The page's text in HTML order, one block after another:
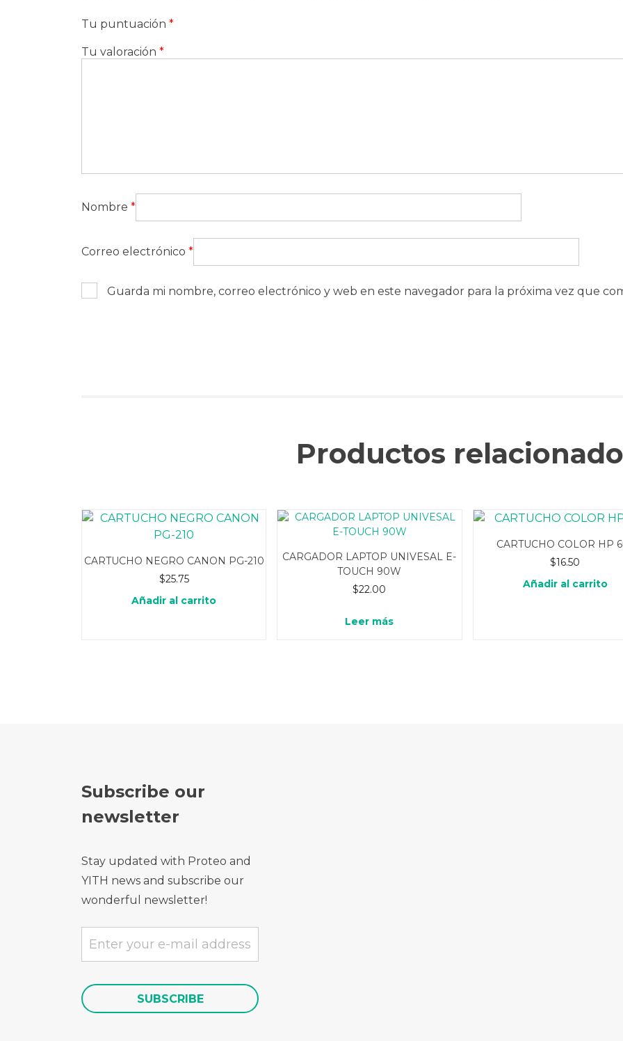
Tu puntuación *
Tu valoración *
Nombre *
Correo electrónico *
Guarda mi nombre, correo electrónico y web en este navegador para la próxima vez que
Productos
CARTUCHO NEGRO CANON PG-210
$25.75
Añadir al carrito
CARGADOR LAPTOP UNIVESAL E-
TOUCH 90W
$22.00
Leer más
CARTUCHO COLOR HP
$16.50
Añadir al carrito
Subscribe our
newsletter
Stay updated with Proteo and
YITH news and subscribe our
wonderful newsletter!